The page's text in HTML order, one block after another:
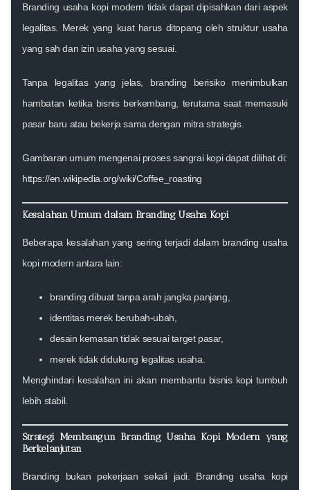
Branding usaha kopi modern tidak dapat dipisahkan dari aspek
legalitas. Merek yang kuat harus ditopang oleh struktur usaha
yang sah dan izin usaha yang sesuai.
Tanpa legalitas yang jelas, branding berisiko menimbulkan
hambatan ketika bisnis berkembang, terutama saat memasuki
pasar baru atau bekerja sama dengan mitra strategis.
Gambaran umum mengenai proses sangrai kopi dapat dilihat di:
https://en.wikipedia.org/wiki/Coffee_roasting
Kesalahan Umum dalam Branding Usaha Kopi
Beberapa kesalahan yang sering terjadi dalam branding usaha
kopi modern antara lain:
branding dibuat tanpa arah jangka panjang,
identitas merek berubah-ubah,
desain kemasan tidak sesuai target pasar,
merek tidak didukung legalitas usaha.
Menghindari kesalahan ini akan membantu bisnis kopi tumbuh
lebih stabil.
Strategi Membangun Branding Usaha Kopi Modern yang
Berkelanjutan
Branding bukan pekerjaan sekali jadi. Branding usaha kopi